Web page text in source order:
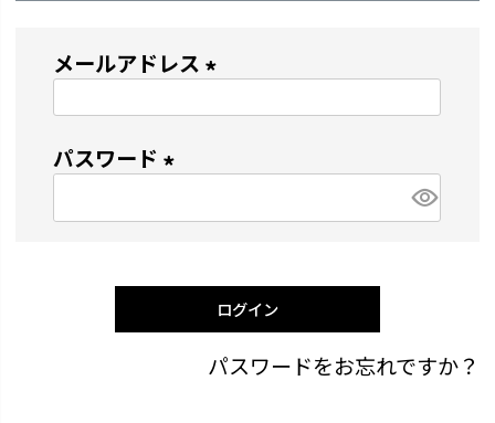
メールアドレス
パスワード
必
)
ログイン
パスワードをお忘れですか？